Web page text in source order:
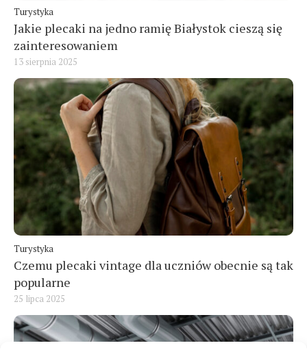
Turystyka
Jakie plecaki na jedno ramię Białystok cieszą się
zainteresowaniem
13 sierpnia 2025
Turystyka
Czemu plecaki vintage dla uczniów obecnie są tak
popularne
25 lipca 2025